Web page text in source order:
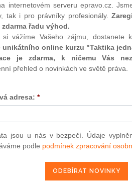
celým stavebnictvím. Co
koncepce BIM? Co zavedení
3D model nebo něco víc? Na tyto
Holubcová (ROWAN
z pohledu regulace
letech a z toho pramenící
nabírají na intenzitě snahy o realizaci
projekty nabízejícími
akcentující sociální…
25.
internetovém serveru epravo.cz.
tak i pro právníky profesionály.
řadu výhod.
si vážíme Vašeho zájmu, dostanete
unikátního online kurzu "Taktika
je zdarma, k ničemu Vás
přehled o novinkách ve světě práva.
adresa: *
jsou u nás v bezpečí. Údaje
podle podmínek zpracování